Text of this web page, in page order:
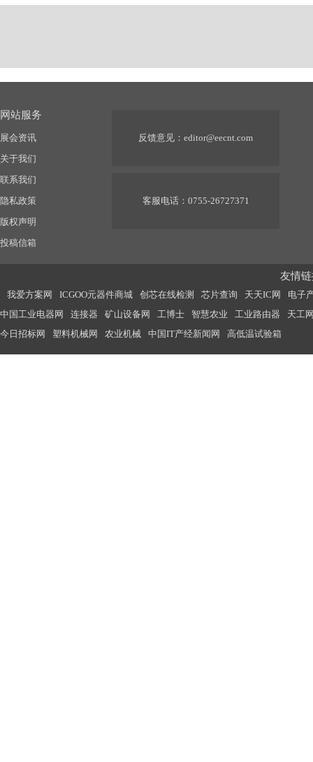
网站服务
展会资讯
关于我们
联系我们
隐私政策
版权声明
投稿信箱
反馈意见： editor@eecnt.com
客服电话：0755-26727371
友情
我爱方案网 ICGOO元器件商城 创芯在线检测 芯片查询 天天IC网
电子
中国工业电器网
连接器 矿山设备网 工博士 智慧农业 工业路由器
天工
今日招标网
塑料机械网 农业机械 中国IT产经新闻网 高低温试验箱